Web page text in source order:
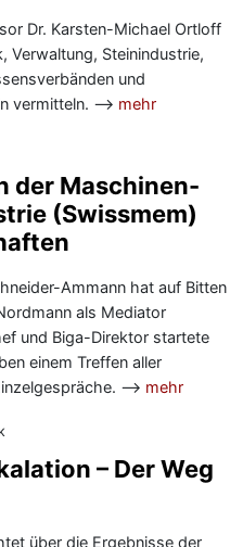
Dr. Karsten-Michael Ortloff
Verwaltung, Steinindustrie,
und
vermitteln. —> mehr
der Maschinen-
(Swissmem)
Ammann hat auf Bitten
als Mediator
und Biga-Direktor startete
einem Treffen aller
—> mehr
– Der Weg
über die Ergebnisse der